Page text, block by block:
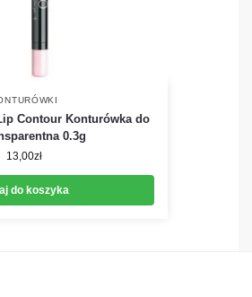
Contour Konturówka do
0.3g
13,00zł
do koszyka